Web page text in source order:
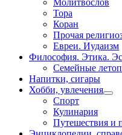
Молитвослов
Тора
Коран
Прочая
Евреи. Иудаизм
Философия. Этика.
Семейные
Напитки, сигары
Хобби, увлечения
Спорт
Кулинария
Путешествия и